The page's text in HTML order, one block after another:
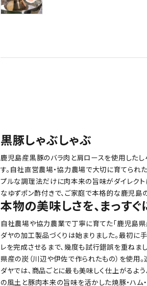
黒豚しゃぶしゃぶ
鹿児島産黒豚のバラ肉と肩ロースを使用したし
す。自社直営農場・協力農場で大切に育てられ
プルな調理法だけに肉本来の旨味がダイレクト
なゆずポン酢付きで、ご家庭で本格的な鹿児島
本物の美味しさを、まっすぐ
自社農場や協力農業で丁寧に育てた「鹿児島
ダヤの加工製品づくりは始まりました。最初に
レを完成させるまで、幾度も試行錯誤を重ねま
県産の炭（川辺や伊佐で作られたもの）を使用
ダヤでは、商品ごとに最も美味しく仕上がるよ
の風土と豚肉本来の旨味を活かした焼豚・ハム